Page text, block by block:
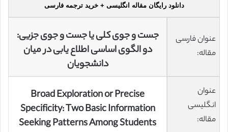
دانلود رایگان مقاله انگلیسی + خرید ترجمه فارسی
عنوان فارسی
مقاله:
جست و جوی کلی یا جست و جوی جزیی:
دو الگوی اساسی اطلاع یابی در میان
دانشجویان
عنوان
انگلیسی
مقاله:
Broad Exploration or Precise
Specificity: Two Basic Information
Seeking Patterns Among Students